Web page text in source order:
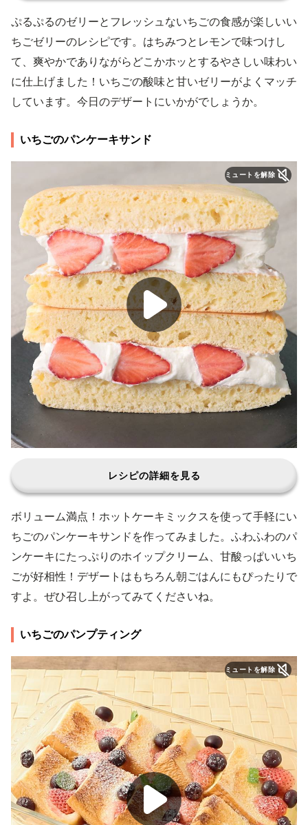
ぷるぷるのゼリーとフレッシュないちごの食感が楽しいい
ちごゼリーのレシピです。はちみつとレモンで味つけし
て、爽やかでありながらどこかホッとするやさしい味わい
に仕上げました！いちごの酸味と甘いゼリーがよくマッチ
しています。今日のデザートにいかがでしょうか。
いちごのパンケーキサンド
ミュートを解除
レシピの詳細を見る
ボリューム満点！ホットケーキミックスを使って手軽にい
ちごのパンケーキサンドを作ってみました。ふわふわのパ
ンケーキにたっぷりのホイップクリーム、甘酸っぱいいち
ごが好相性！デザートはもちろん朝ごはんにもぴったりで
すよ。ぜひ召し上がってみてくださいね。
いちごのパンプティング
ミュートを解除